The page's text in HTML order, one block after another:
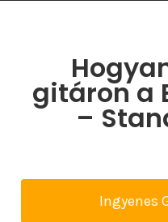
gitáron a
–
Ingyenes